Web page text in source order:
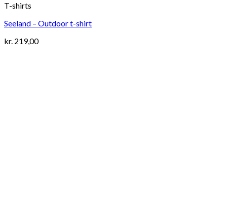
T-shirts
Seeland – Outdoor t-shirt
kr. 219,00